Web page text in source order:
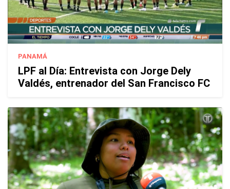
PANAMÁ
LPF al Día: Entrevista con Jorge Dely
Valdés, entrenador del San Francisco FC